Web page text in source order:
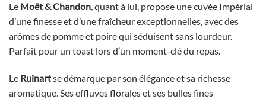
Le Moët & Chandon, quant à lui, propose une cuvée Impérial
d’une finesse et d’une fraîcheur exceptionnelles, avec des
arômes de pomme et poire qui séduisent sans lourdeur.
Parfait pour un toast lors d’un moment-clé du repas.
Le Ruinartse démarque par son élégance et sa richesse
aromatique. Ses effluves florales et ses bulles fines